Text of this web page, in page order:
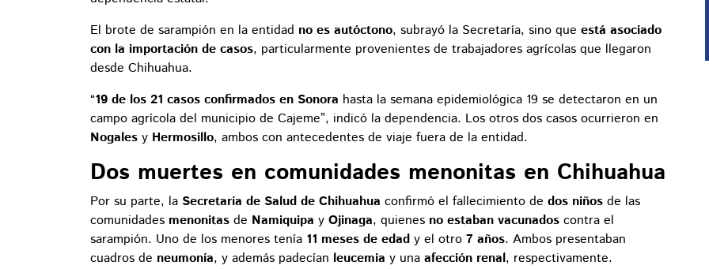
El brote de sarampión en la entidad no es autóctono, subrayó la Secretaría, sino que está asociado
con la importación de casos, particularmente provenientes de trabajadores agrícolas que llegaron
desde Chihuahua.
“19 de los 21 casos confirmados en Sonora hasta la semana epidemiológica 19 se detectaron en un
campo agrícola del municipio de Cajeme”, indicó la dependencia. Los otros dos casos ocurrieron en
Nogales y Hermosillo, ambos con antecedentes de viaje fuera de la entidad.
Dos muertes en comunidades menonitas en Chihuahua
Por su parte, la Secretaría de Salud de Chihuahua confirmó el fallecimiento de dos niños de las
comunidades menonitas de Namiquipa y Ojinaga, quienes no estaban vacunados contra el
sarampión. Uno de los menores tenía 11 meses de edad y el otro 7 años. Ambos presentaban
cuadros de neumonía, y además padecían leucemia y una afección renal, respectivamente.